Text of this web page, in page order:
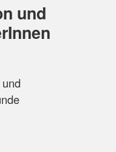
und